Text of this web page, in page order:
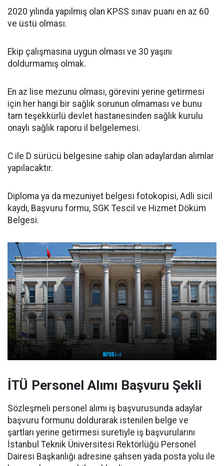
2020 yılında yapılmış olan KPSS sınav puanı en az 60
ve üstü olması.
Ekip çalışmasına uygun olması ve 30 yaşını
doldurmamış olmak.
En az lise mezunu olması, görevini yerine getirmesi
için her hangi bir sağlık sorunun olmaması ve bunu
tam teşekkürlü devlet hastanesinden sağlık kurulu
onaylı sağlık raporu il belgelemesi.
C ile D sürücü belgesine sahip olan adaylardan alımlar
yapılacaktır.
Diploma ya da mezuniyet belgesi fotokopisi, Adli sicil
kaydı, Başvuru formu, SGK Tescil ve Hizmet Döküm
Belgesi.
İTÜ Personel Alımı Başvuru Şekli
Sözleşmeli personel alımı iş başvurusunda adaylar
başvuru formunu doldurarak istenilen belge ve
şartları yerine getirmesi suretiyle iş başvurularını
İstanbul Teknik Üniversitesi Rektörlüğü Personel
Dairesi Başkanlığı adresine şahsen yada posta yolu ile